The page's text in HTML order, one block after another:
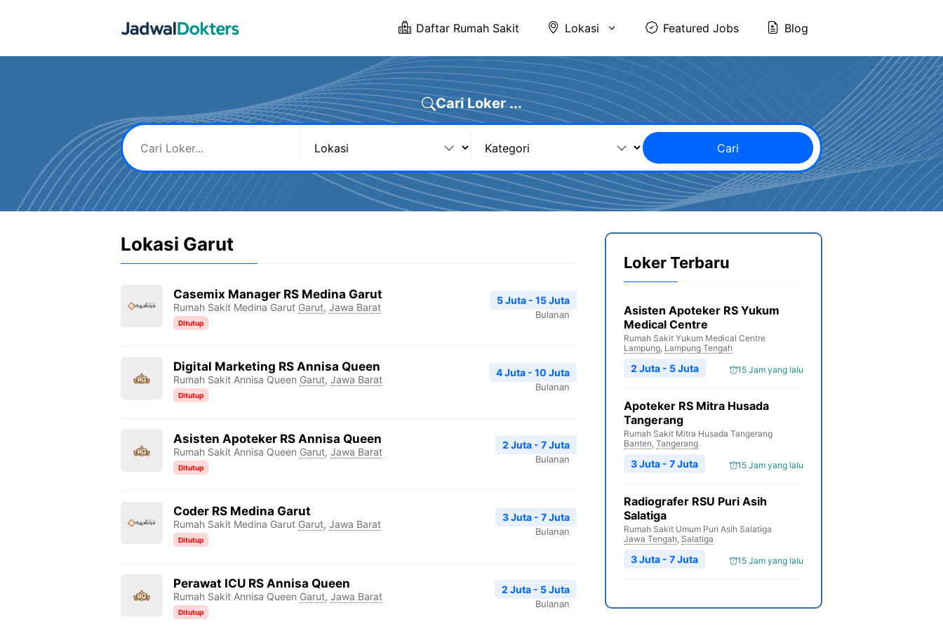
Daftar Rumah Sakit Lokasi Featured Jobs Blog
Cari Loker ...
Cari
Lokasi Garut
Casemix Manager RS Medina Garut
Rumah Sakit Medina Garut Garut, Jawa Barat
Ditutup
5 Juta - 15 Juta
Bulanan
Digital Marketing RS Annisa Queen
Rumah Sakit Annisa Queen Garut, Jawa Barat
Ditutup
4 Juta - 10 Juta
Bulanan
Asisten Apoteker RS Annisa Queen
Rumah Sakit Annisa Queen Garut, Jawa Barat
Ditutup
2 Juta - 7 Juta
Bulanan
Coder RS Medina Garut
Rumah Sakit Medina Garut Garut, Jawa Barat
Ditutup
3 Juta - 7 Juta
Bulanan
Perawat ICU RS Annisa Queen
Rumah Sakit Annisa Queen Garut, Jawa Barat
Ditutup
2 Juta - 5 Juta
Bulanan
Loker Terbaru
Asisten Apoteker RS Yukum
Medical Centre
Rumah Sakit Yukum Medical Centre
Lampung, Lampung Tengah
15 Jam yang lalu
2 Juta - 5 Juta
Apoteker RS Mitra Husada
Tangerang
Rumah Sakit Mitra Husada Tangerang
Banten, Tangerang
15 Jam yang lalu
3 Juta - 7 Juta
Radiografer RSU Puri Asih
Salatiga
Rumah Sakit Umum Puri Asih Salatiga
Jawa Tengah, Salatiga
15 Jam yang lalu
3 Juta - 7 Juta